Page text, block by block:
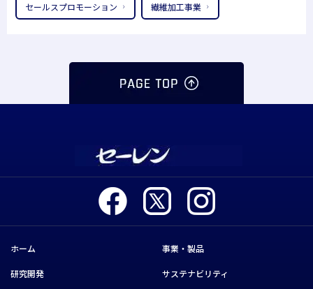
セールスプロモーション 繊維加工事業
ホーム
研究開発
事業・製品
サステナビリティ